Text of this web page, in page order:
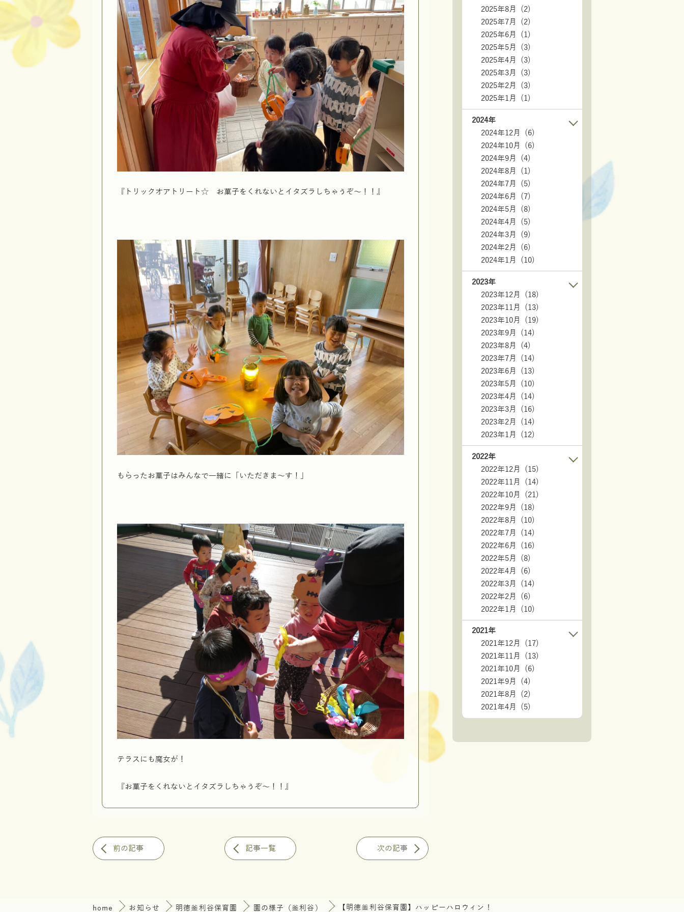
『トリックオアトリート☆ お菓子をくれないとイタズラしちゃうぞ～！！』
もらったお菓子はみんなで一緒に「いただきま～す！」
テラスにも魔女が！
『お菓子をくれないとイタズラしちゃうぞ～！！』
前の記事 記事一覧 次の記事
2025年8月 (2)
2025年7月 (2)
2025年6月 (1)
2025年5月 (3)
2025年4月 (3)
2025年3月 (3)
2025年2月 (3)
2025年1月 (1)
2024年
2024年12月 (6)
2024年10月 (6)
2024年9月 (4)
2024年8月 (1)
2024年7月 (5)
2024年6月 (7)
2024年5月 (8)
2024年4月 (5)
2024年3月 (9)
2024年2月 (6)
2024年1月 (10)
2023年
2023年12月 (18)
2023年11月 (13)
2023年10月 (19)
2023年9月 (14)
2023年8月 (4)
2023年7月 (14)
2023年6月 (13)
2023年5月 (10)
2023年4月 (14)
2023年3月 (16)
2023年2月 (14)
2023年1月 (12)
2022年
2022年12月 (15)
2022年11月 (14)
2022年10月 (21)
2022年9月 (18)
2022年8月 (10)
2022年7月 (14)
2022年6月 (16)
2022年5月 (8)
2022年4月 (6)
2022年3月 (14)
2022年2月 (6)
2022年1月 (10)
2021年
2021年12月 (17)
2021年11月 (13)
2021年10月 (6)
2021年9月 (4)
2021年8月 (2)
2021年4月 (5)
home お知らせ 明徳釜利谷保育園 園の様子（釜利谷） 【明徳釜利谷保育園】ハッピーハロウィン！